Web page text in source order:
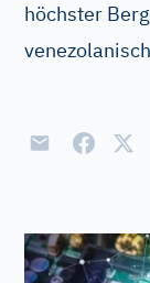
höchster